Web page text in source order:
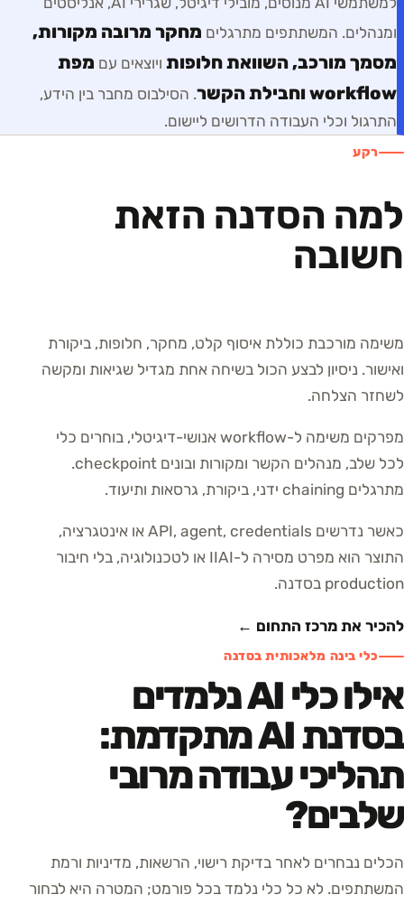
ומנהלים. המשתתפים מתרגלים מחקר מרובה מקורות,
מסמך מורכב, השוואת חלופות ויוצאים עם מפת
workflow וחבילת הקשר
. הסילבוס מחבר בין הידע,
התרגול וכלי העבודה הדרושים ליישום.
רקע
למה הסדנה הזאת
חשובה
משימה מורכבת כוללת איסוף קלט, מחקר, חלופות, ביקורת
ואישור. ניסיון לבצע הכול בשיחה אחת מגדיל שגיאות ומקשה
לשחזר הצלחה.
מפרקים משימה ל-workflow אנושי-דיגיטלי, בוחרים כלי
לכל שלב, מנהלים הקשר ומקורות ובונים checkpoint.
מתרגלים chaining ידני, ביקורת, גרסאות ותיעוד.
כאשר נדרשים API, agent, credentials או אינטגרציה,
התוצר הוא מפרט מסירה ל-IIAI או לטכנולוגיה, בלי חיבור
production בסדנה.
להכיר את מרכז התחום ←
כלי בינה מלאכותית בסדנה
אילו כלי AI נלמדים
בסדנת AI מתקדמת:
תהליכי עבודה מרובי
שלבים?
הכלים נבחרים לאחר בדיקת רישוי, הרשאות, מדיניות ורמת
המשתתפים. לא כל כלי נלמד בכל פורמט; המטרה היא לבחור